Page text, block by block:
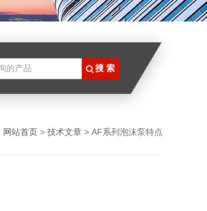
网站首页 > 技术文章 > AF系列泡沫泵特点